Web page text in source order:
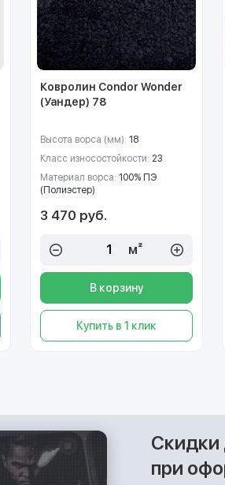
Ковролин Condor Wonder
(Уандер) 78
Высота ворса (мм): 18
Класс износостойкости: 23
Материал ворса: 100% ПЭ
(Полиэстер)
3 470 руб.
м²
В корзину
Купить в 1 клик
Скидки
при